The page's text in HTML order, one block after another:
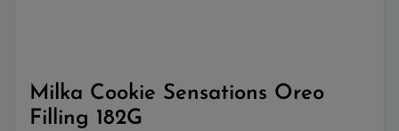
Milka Cookie Sensations Oreo
Filling 182G